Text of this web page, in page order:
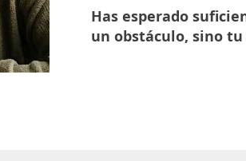
Has esperado
un obstáculo, sino